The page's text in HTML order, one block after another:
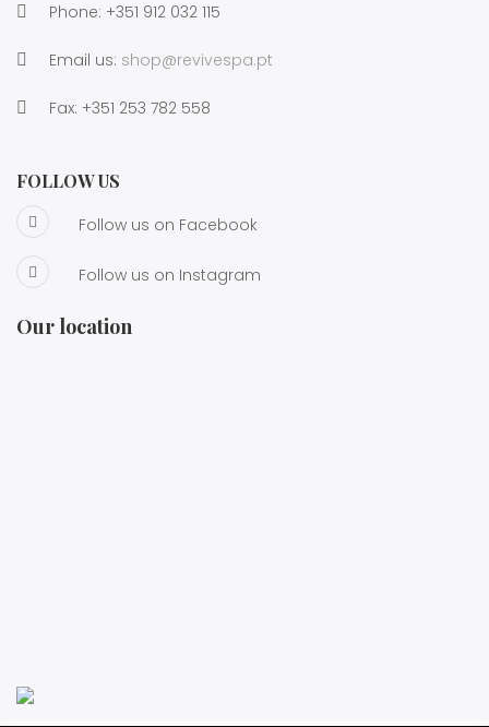
Phone: +351 912 032 115
Email us: shop@revivespa.pt
Fax: +351 253 782 558
FOLLOW US
Follow us on Facebook
Follow us on Instagram
Our location